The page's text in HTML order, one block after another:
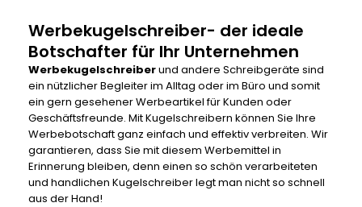
Werbekugelschreiber- der ideale
Botschafter für Ihr Unternehmen
Werbekugelschreiberund andere Schreibgeräte sind
ein nützlicher Begleiter im Alltag oder im Büro und somit
ein gern gesehenerWerbeartikelfür Kunden oder
Geschäftsfreunde. Mit Kugelschreibern können Sie Ihre
Werbebotschaft ganz einfach und effektiv verbreiten. Wir
garantieren, dass Sie mit diesem Werbemittel in
Erinnerung bleiben, denn einen so schön verarbeiteten
und handlichen Kugelschreiber legt man nicht so schnell
aus der Hand!